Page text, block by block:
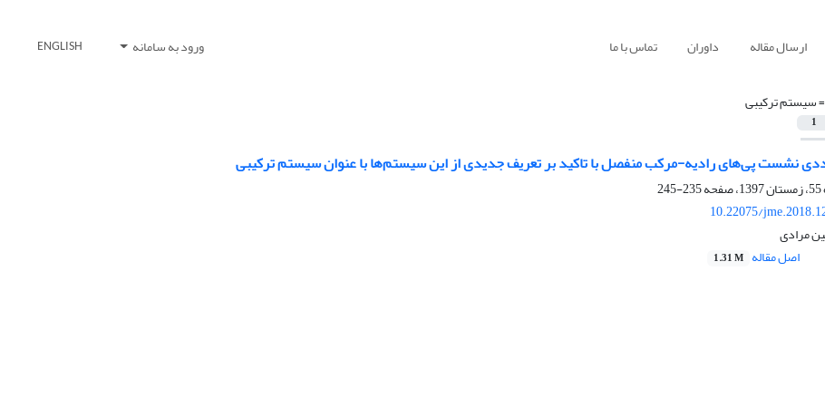
ارسال مقاله داوران تماس با ما ورود به سامانه ENGLISH
سیستم ترکیبی
1
نشست پی‌های رادیه-مرکب منفصل با تاکید بر تعریف جدیدی از این سیستم‌ها با عنوان سیستم ترکیبی
235-245
10.22075/
مرادی
اصل مقاله 1.31 M